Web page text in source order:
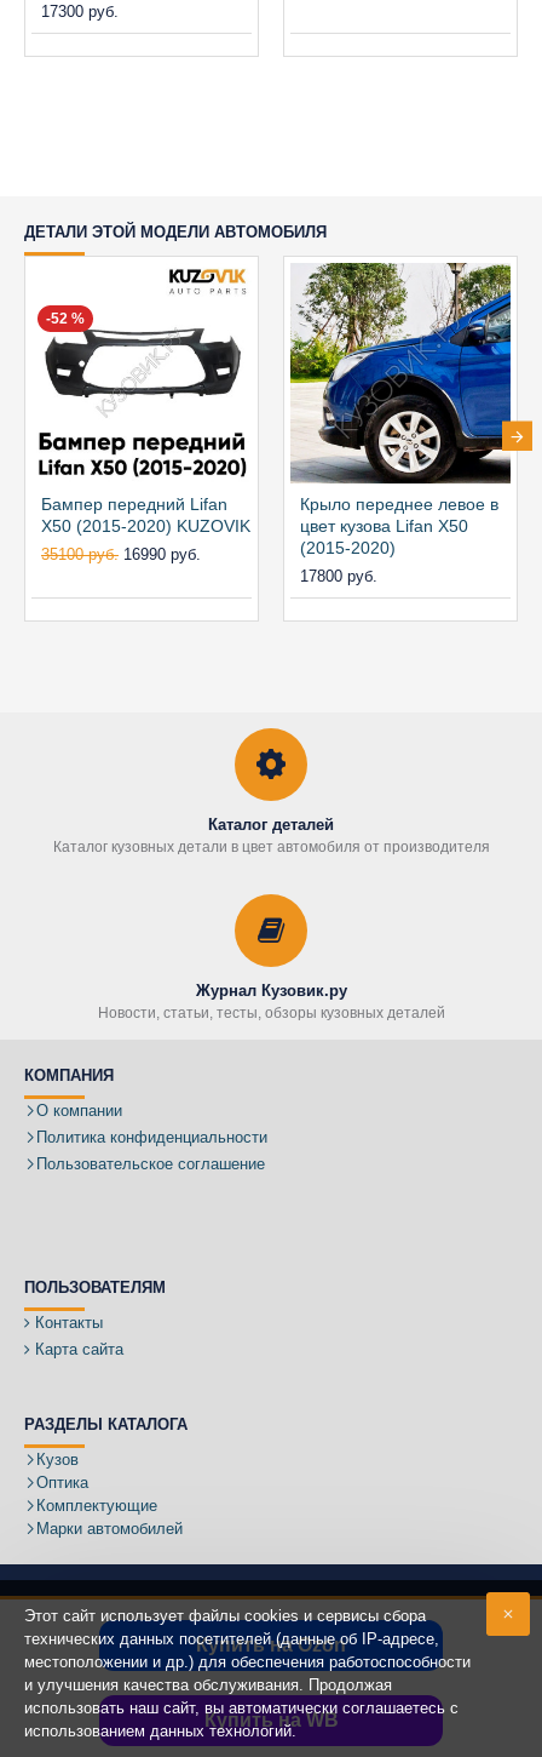
Купить на Ozon
Купить на WB
17300 руб.
ДЕТАЛИ ЭТОЙ МОДЕЛИ АВТОМОБИЛЯ
-52 %
Бампер передний Lifan
X50 (2015-2020) KUZOVIK
35100 руб. 16990 руб.
Крыло переднее левое в
цвет кузова Lifan X50
(2015-2020)
17800 руб.
Каталог деталей
Каталог кузовных детали в цвет автомобиля от производителя
Журнал Кузовик.ру
Новости, статьи, тесты, обзоры кузовных деталей
КОМПАНИЯ
О компании
Политика конфиденциальности
Пользовательское соглашение
ПОЛЬЗОВАТЕЛЯМ
Контакты
Карта сайта
РАЗДЕЛЫ КАТАЛОГА
Кузов
Оптика
Комплектующие
Марки автомобилей
Адрес:
Copyright ©2020 - 2025КУЗОВИК.РУ
Этот сайт использует файлы cookies и сервисы сбора
технических данных посетителей (данные об IP-адресе,
местоположении и др.) для обеспечения работоспособности
и улучшения качества обслуживания. Продолжая
использовать наш сайт, вы автоматически соглашаетесь с
использованием данных технологий.